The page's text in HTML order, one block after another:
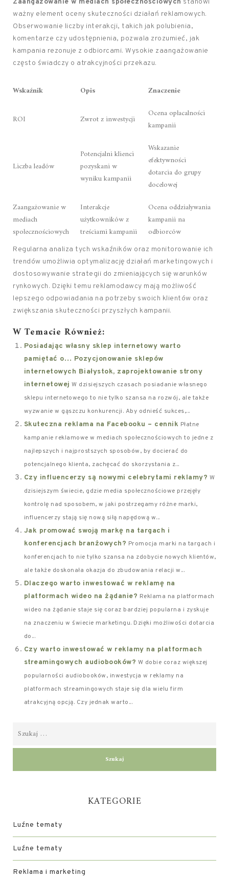
Zaangażowanie w mediach społecznościowych stanowi
ważny element oceny skuteczności działań reklamowych.
Obserwowanie liczby interakcji, takich jak polubienia,
komentarze czy udostępnienia, pozwala zrozumieć, jak
kampania rezonuje z odbiorcami. Wysokie zaangażowanie
często świadczy o atrakcyjności przekazu.
Wskaźnik Opis Znaczenie
ROI Zwrot z inwestycji
Ocena opłacalności
kampanii
Liczba leadów
Potencjalni klienci
pozyskani w
wyniku kampanii
Wskazanie
efektywności
dotarcia do grupy
docelowej
Zaangażowanie w
mediach
społecznościowych
Interakcje
użytkowników z
treściami kampanii
Ocena oddziaływania
kampanii na
odbiorców
Regularna analiza tych wskaźników oraz monitorowanie ich
trendów umożliwia optymalizację działań marketingowych i
dostosowywanie strategii do zmieniających się warunków
rynkowych. Dzięki temu reklamodawcy mają możliwość
lepszego odpowiadania na potrzeby swoich klientów oraz
zwiększania skuteczności przyszłych kampanii.
W Temacie Również:
Posiadając własny sklep internetowy warto
pamiętać o… Pozycjonowanie sklepów
internetowych Białystok, zaprojektowanie strony
internetowej W dzisiejszych czasach posiadanie własnego
sklepu internetowego to nie tylko szansa na rozwój, ale także
wyzwanie w gąszczu konkurencji. Aby odnieść sukces,...
Skuteczna reklama na Facebooku – cennik Płatne
kampanie reklamowe w mediach społecznościowych to jedne z
najlepszych i najprostszych sposobów, by docierać do
potencjalnego klienta, zachęcać do skorzystania z...
Czy influencerzy są nowymi celebrytami reklamy? W
dzisiejszym świecie, gdzie media społecznościowe przejęły
kontrolę nad sposobem, w jaki postrzegamy różne marki,
influencerzy stają się nową siłą napędową w...
Jak promować swoją markę na targach i
konferencjach branżowych? Promocja marki na targach i
konferencjach to nie tylko szansa na zdobycie nowych klientów,
ale także doskonała okazja do zbudowania relacji w...
Dlaczego warto inwestować w reklamę na
platformach wideo na żądanie? Reklama na platformach
wideo na żądanie staje się coraz bardziej popularna i zyskuje
na znaczeniu w świecie marketingu. Dzięki możliwości dotarcia
do...
Czy warto inwestować w reklamy na platformach
streamingowych audiobooków? W dobie coraz większej
popularności audiobooków, inwestycja w reklamy na
platformach streamingowych staje się dla wielu firm
atrakcyjną opcją. Czy jednak warto...
KATEGORIE
Luźne tematy
Luźne tematy
Reklama i marketing